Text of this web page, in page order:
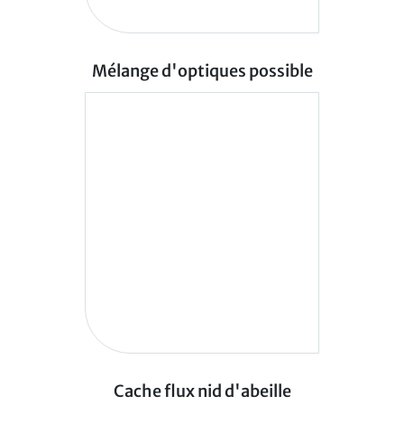
Mélange d'optiques possible
Cache flux nid d'abeille